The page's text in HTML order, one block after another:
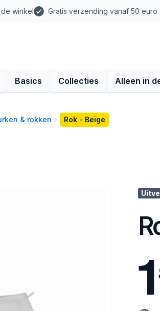
winkel Gratis verzending vanaf 50 euro
Basics Collecties Alleen in
& rokken Rok - Beige